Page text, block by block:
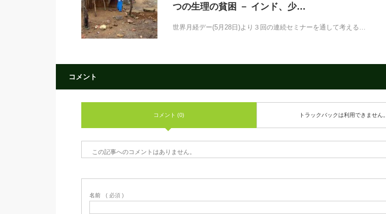
つの生理の貧困 － インド、少…
世界月経デー(5月28日)より３回の連続セミナーを通して考える…
コメント
コメント (0) トラックバックは利用できません。
この記事へのコメントはありません。
名前 ( 必須 )